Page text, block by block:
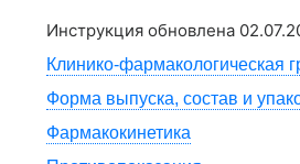
Инструкция обновлена
Клинико-фармакологическая
Форма выпуска, состав и
Фармакокинетика